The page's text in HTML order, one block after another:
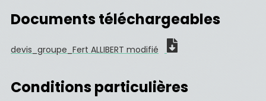
Documents téléchargeables
devis_groupe_Fert ALLIBERT modifié
Conditions particulières